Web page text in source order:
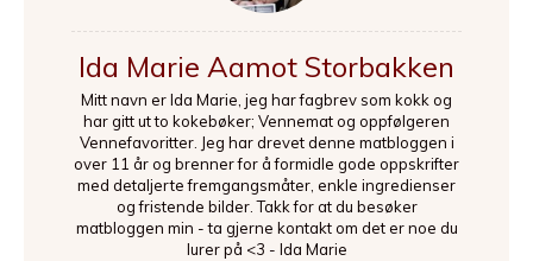
Ida Marie Aamot Storbakken
Mitt navn er Ida Marie, jeg har fagbrev som kokk og
har gitt ut to kokebøker; Vennemat og oppfølgeren
Vennefavoritter. Jeg har drevet denne matbloggen i
over 11 år og brenner for å formidle gode oppskrifter
med detaljerte fremgangsmåter, enkle ingredienser
og fristende bilder. Takk for at du besøker
matbloggen min - ta gjerne kontakt om det er noe du
lurer på <3 - Ida Marie